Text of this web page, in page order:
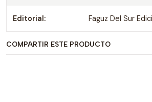
Editorial: Faguz Del Sur
COMPARTIR ESTE PRODUCTO